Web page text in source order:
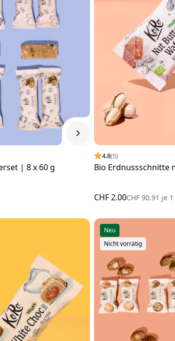
| 8 x 60 g
4.8(5)
Bio Erdnussschnitte
CHF 2.00CHF 90.91 je
Neu
Nicht vorrätig